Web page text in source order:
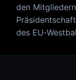
den
des